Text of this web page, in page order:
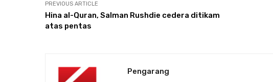
PREVIOUS ARTICLE
Hina al-Quran, Salman Rushdie cedera ditikam
atas pentas
Pengarang